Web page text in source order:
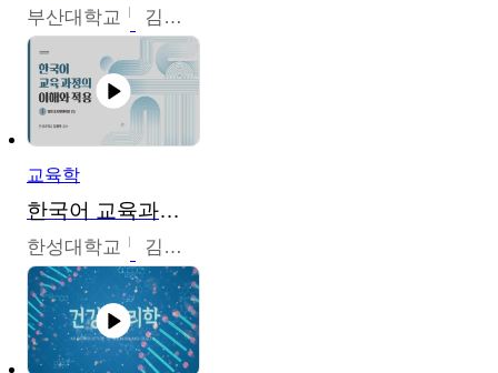
부산대학교 김충락
교육학
한국어 교육과정의 이해와 적용
한성대학교 김윤주